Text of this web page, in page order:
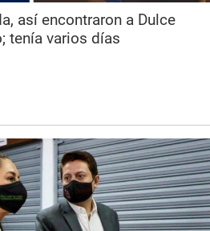
así encontraron a Dulce
tenía varios días